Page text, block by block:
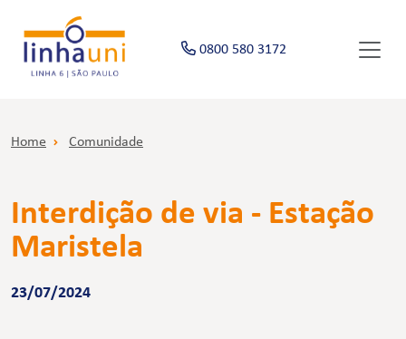
0800 580 3172
Home Comunidade
Interdição de via - Estação
Maristela
23/07/2024